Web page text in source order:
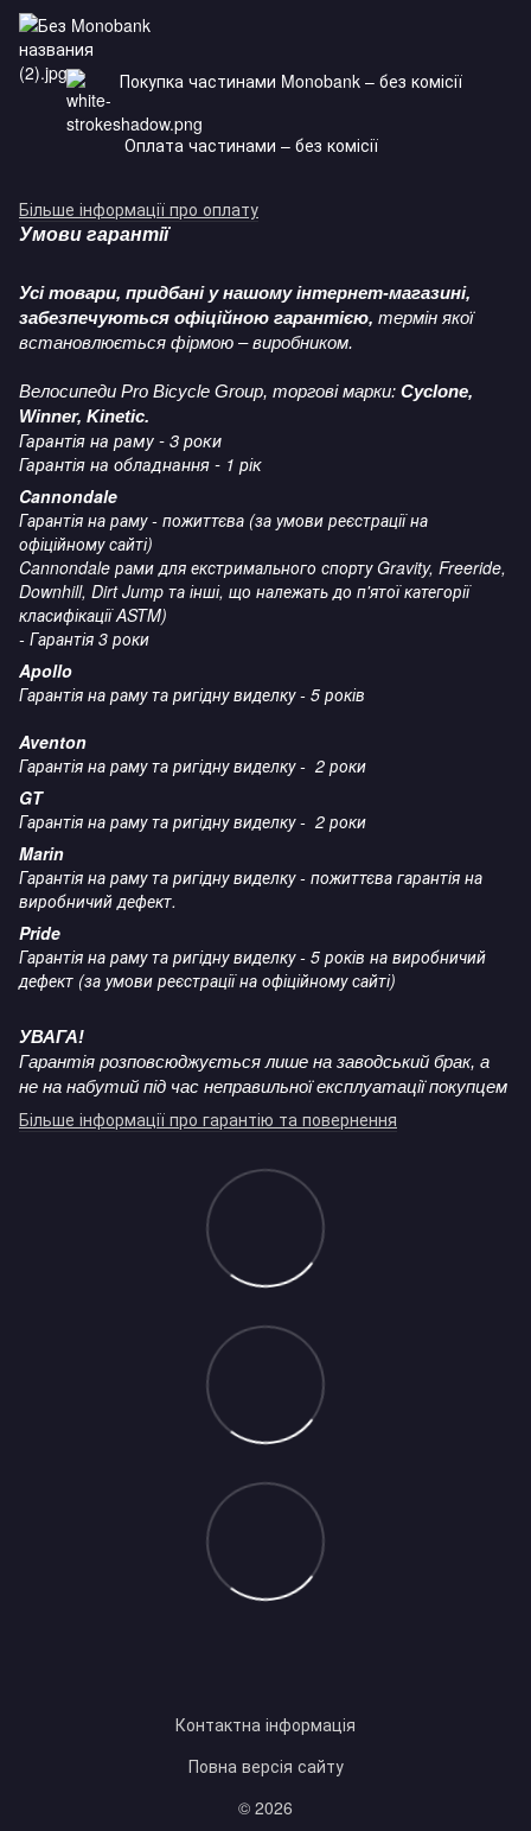
Monobank
Покупка частинами Monobank – без комісії
Оплата частинами – без комісії
Більше інформації про оплату
Умови гарантії
Усі товари, придбані у нашому інтернет-магазині,
забезпечуються офіційною гарантією, термін якої
встановлюється фірмою – виробником.
Велосипеди Pro Bicycle Group, торгові марки: Cyclone,
Winner, Kinetic.
Гарантія на раму - 3 роки
Гарантія на обладнання - 1 рік
Cannondale
Гарантія на раму - пожиттєва (за умови реєстрації на
офіційному сайті)
Cannondale рами для екстримального спорту Gravity, Freeride,
Downhill, Dirt Jump та інші, що належать до п'ятої категорії
класифікації ASTM)
- Гарантія 3 роки
Apollo
Гарантія на раму та ригідну виделку - 5 років
Aventon
Гарантія на раму та ригідну виделку - 2 роки
GT
Гарантія на раму та ригідну виделку - 2 роки
Marin
Гарантія на раму та ригідну виделку - пожиттєва гарантія на
виробничий дефект.
Pride
Гарантія на раму та ригідну виделку - 5 років на виробничий
дефект (за умови реєстрації на офіційному сайті)
УВАГА!
Гарантія розповсюджується лише на заводський брак, а
не на набутий під час неправильної експлуатації покупцем
Більше інформації про гарантію та повернення
Контактна інформація
Повна версія сайту
© 2026